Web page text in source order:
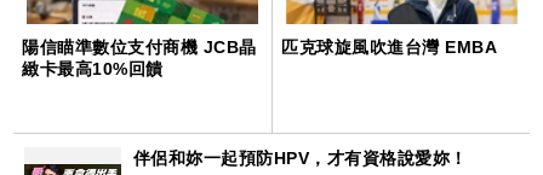
陽信瞄準數位支付商機 JCB晶
緻卡最高10%回饋
匹克球旋風吹進台灣 EMBA
伴侶和妳一起預防HPV，才有資格說愛妳！